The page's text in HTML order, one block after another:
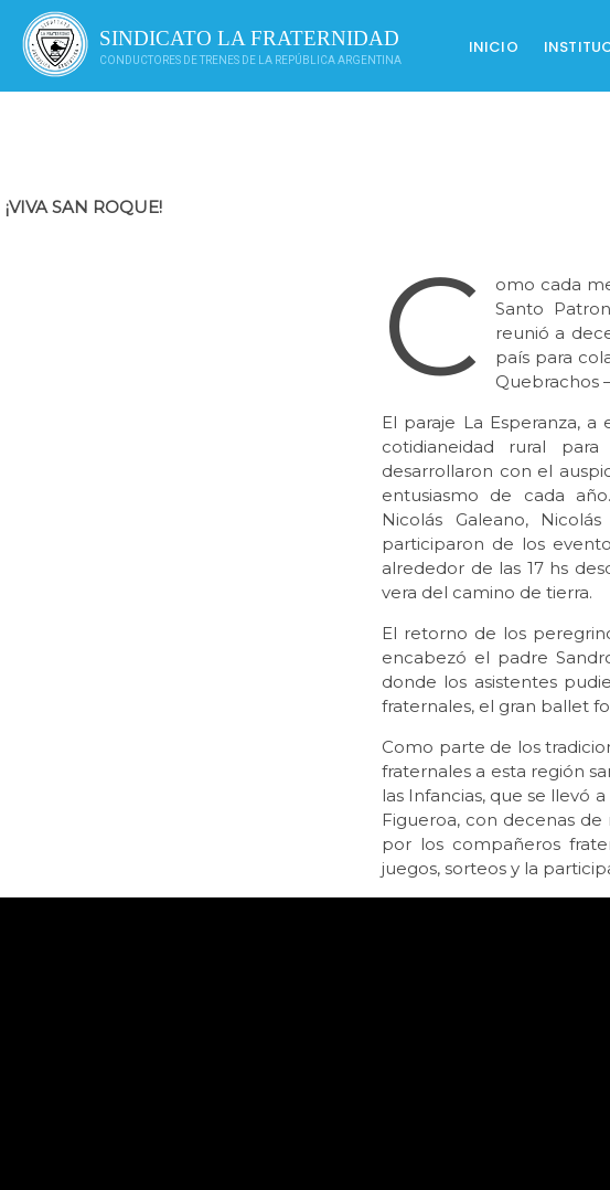
contenido
SINDICATO LA FRATERNIDAD
CONDUCTORES DE TRENES DE LA REPÚBLICA ARGENTINA
INICIO
¡VIVA SAN ROQUE!
C
omo cada
Santo
reunió a
país para
Quebrachos
El paraje La Esperanza,
cotidianeidad rural
desarrollaron con el
entusiasmo de cada
Nicolás Galeano,
participaron de los
alrededor de las 17 hs
vera del camino de tierra.
El retorno de los
encabezó el padre
donde los asistentes
fraternales, el gran ballet
Como parte de los
fraternales a esta región
las Infancias, que se llevó
Figueroa, con decenas
por los compañeros
juegos, sorteos y la